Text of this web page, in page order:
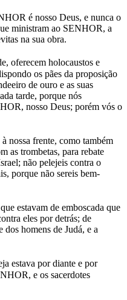
é nosso Deus, e nunca o
ministram ao SENHOR, a
na sua obra.
oferecem holocaustos e
os pães da proposição
de ouro e as suas
tarde, porque nós
nosso Deus; porém vós o
nossa frente, como também
as trombetas, para rebate
não pelejeis contra o
porque não sereis bem-
estavam de emboscada que
eles por detrás; de
dos homens de Judá, e a
estava por diante e por
e os sacerdotes